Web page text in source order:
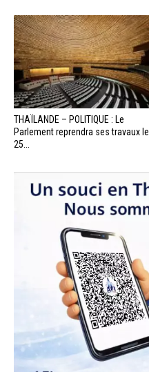
THAÏLANDE – POLITIQUE : Le
Parlement reprendra ses travaux le
25...